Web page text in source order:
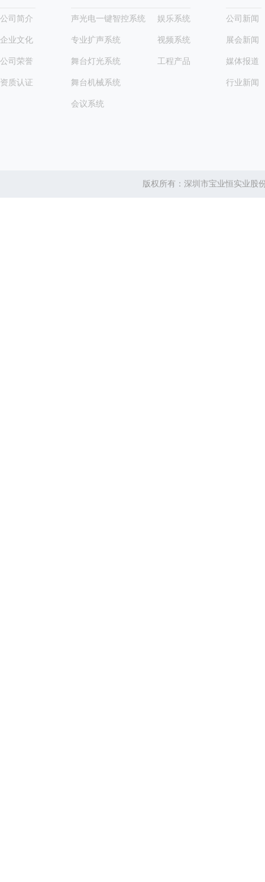
公司简介
企业文化
公司荣誉
资质认证
声光电一键智控系统
专业扩声系统
舞台灯光系统
舞台机械系统
会议系统
娱乐系统
视频系统
工程产品
公司新闻
展会新闻
媒体报道
行业新闻
版权所有：深圳市宝业恒实业